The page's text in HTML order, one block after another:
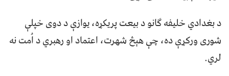
د بغدادي خليفه ګانو د بیعت پریکړه، يوازې د دوی خپلې
شوری ورکړې ده، چې هېڅ شهرت، اعتماد او رهبري د اُمت نه
لري.